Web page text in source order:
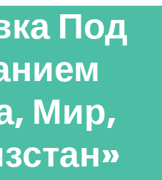
Под
Мир,